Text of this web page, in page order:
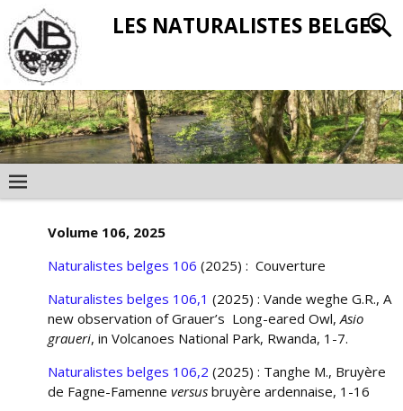
LES NATURALISTES BELGES
Volume 106, 2025
Naturalistes belges 106 (2025) : Couverture
Naturalistes belges 106,1 (2025) : Vande weghe G.R., A
new observation of Grauer’s Long-eared Owl,Asio
graueri, in Volcanoes National Park, Rwanda, 1-7.
Naturalistes belges 106,2 (2025) : Tanghe M., Bruyère
de Fagne-Famenne versusbruyère ardennaise, 1-16